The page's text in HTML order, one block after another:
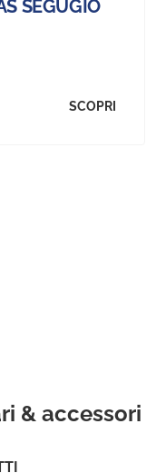
SEGUGIO
SCOPRI
& accessori